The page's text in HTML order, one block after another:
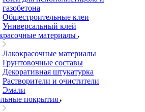
газобетона
Общестроительные клеи
Универсальный клей
материалы
Лакокрасочные материалы
Грунтовочные составы
Декоративная штукатурка
Растворители и очистители
Эмали
покрытия